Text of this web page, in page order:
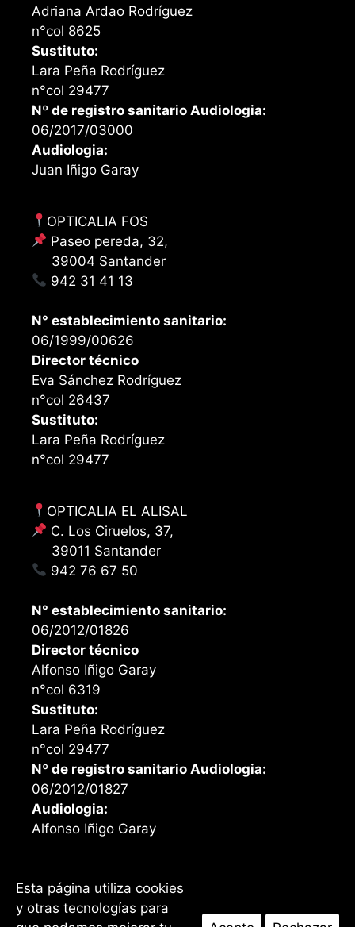
Adriana Ardao Rodríguez
n°col 8625
Sustituto:
Lara Peña Rodríguez
n°col 29477
Nº de registro sanitario Audiologia:
06/2017/03000
Audiologia:
Juan Iñigo Garay
OPTICALIA FOS
Paseo pereda, 32,
39004 Santander
942 31 41 13
N° establecimiento sanitario:
06/1999/00626
Director técnico
Eva Sánchez Rodríguez
n°col 26437
Sustituto:
Lara Peña Rodríguez
n°col 29477
OPTICALIA EL ALISAL
C. Los Ciruelos, 37,
39011 Santander
942 76 67 50
N° establecimiento sanitario:
06/2012/01826
Director técnico
Alfonso Iñigo Garay
n°col 6319
Sustituto:
Lara Peña Rodríguez
n°col 29477
Nº de registro sanitario Audiologia:
06/2012/01827
Audiologia:
Alfonso Iñigo Garay
Facebook
Instagram
Esta página utiliza cookies
y otras tecnologías para